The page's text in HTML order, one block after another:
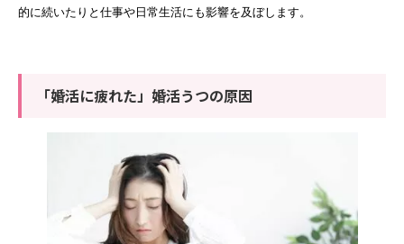
的に続いたりと仕事や日常生活にも影響を及ぼします。
「婚活に疲れた」婚活うつの原因